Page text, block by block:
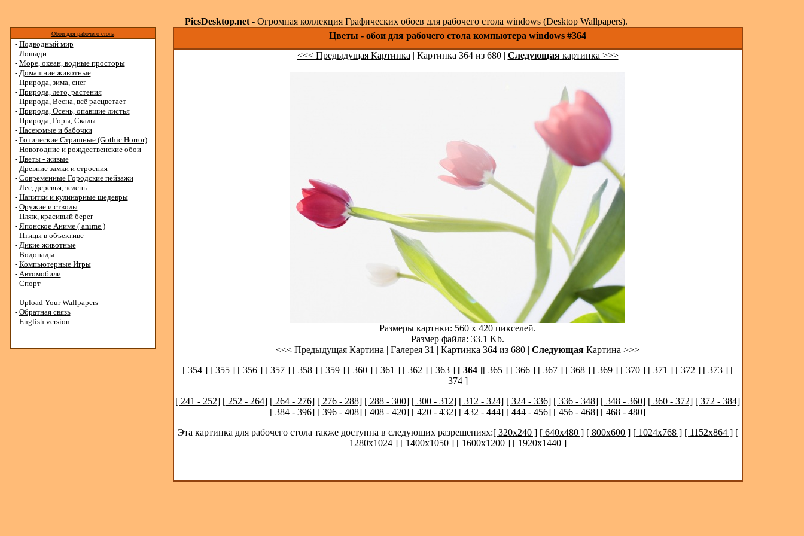
PicsDesktop.net- Огромная коллекция Графических обоев для рабочего стола windows (Desktop Wallpapers).
Обои для рабочего стола
- Подводный мир
- Лошади
- Море, океан, водные просторы
- Домашние животные
- Природа, зима, снег
- Природа, лето, растения
- Природа, Весна, всё расцветает
- Природа, Осень, опавшие листья
- Природа, Горы, Скалы
- Насекомые и бабочки
- Готические Страшные (Gothic Horror)
- Новогодние и рождественские обои
- Цветы - живые
- Древние замки и строения
- Современные Городские пейзажи
- Лес, деревья, зелень
- Напитки и кулинарные шедевры
- Оружие и стволы
- Пляж, красивый берег
- Японское Аниме ( anime )
- Птицы в объективе
- Дикие животные
- Водопады
- Компьютерные Игры
- Автомобили
- Спорт
- Upload Your Wallpapers
- Обратная связь
- English version
Цветы - обои для рабочего стола компьютера windows #364
<<< Предыдущая Картинка | Картинка 364 из 680 | Следующаякартинка >>>
Размеры картнки: 560 x 420 пикселей.
Размер файла: 33.1 Kb.
<<< Предыдущая Картина | Галерея 31 | Картинка 364 из 680 | Следующая Картина >>>
[ 354 ] [ 355 ] [ 356 ] [ 357 ] [ 358 ] [ 359 ] [ 360 ] [ 361 ] [ 362 ] [ 363 ] [ 364 ][ 365 ] [ 366 ] [ 367 ] [ 368 ] [ 369 ] [ 370 ] [ 371 ] [ 372 ] [ 373 ] [
374 ]
[ 241 - 252] [ 252 - 264] [ 264 - 276] [ 276 - 288] [ 288 - 300] [ 300 - 312] [ 312 - 324] [ 324 - 336] [ 336 - 348] [ 348 - 360] [ 360 - 372] [ 372 - 384]
[ 384 - 396] [ 396 - 408] [ 408 - 420] [ 420 - 432] [ 432 - 444] [ 444 - 456] [ 456 - 468] [ 468 - 480]
Эта картинка для рабочего стола также доступна в следующих разрешениях:[ 320x240 ] [ 640x480 ] [ 800x600 ] [ 1024x768 ] [ 1152x864 ] [
1280x1024 ] [ 1400x1050 ] [ 1600x1200 ] [ 1920x1440 ]